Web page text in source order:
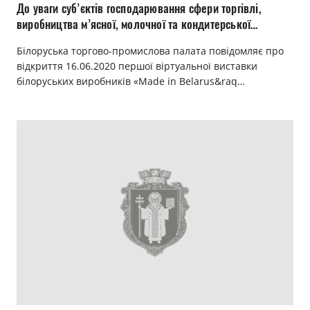
До уваги суб’єктів господарювання сфери торгівлі,
виробництва м’ясної, молочної та кондитерської
Білоруська торгово-промислова палата повідомляє про
відкриття 16.06.2020 першої віртуальної виставки
білоруських виробників «Made in Belarus&raq…